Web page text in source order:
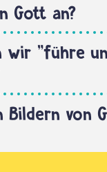
Gott an?
"führe
Bildern von